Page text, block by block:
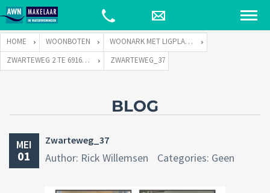
HOME WOONBOTEN
WOONARK MET LIGPLAATS
ZWARTEWEG 2 TE 6916 KC TOLKAMER
ZWARTEWEG_37
BLOG
MEI
01
Zwarteweg_37
Author: Rick Willemsen Categories: Geen